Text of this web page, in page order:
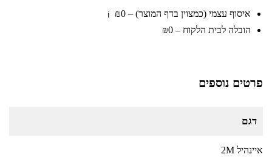
איסוף עצמי (כמצוין בדף המוצר) – ₪0 ℹ️
הובלה לבית הלקוח – ₪0
פרטים נוספים
דגם
איינהיל 2M